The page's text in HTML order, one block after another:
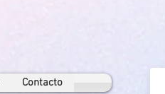
Contacto